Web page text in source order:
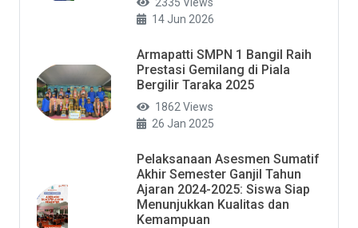
14 Jun 2026
Armapatti SMPN 1 Bangil Raih
Prestasi Gemilang di Piala
Bergilir Taraka 2025
1862 Views
26 Jan 2025
Pelaksanaan Asesmen Sumatif
Akhir Semester Ganjil Tahun
Ajaran 2024-2025: Siswa Siap
Menunjukkan Kualitas dan
Kemampuan